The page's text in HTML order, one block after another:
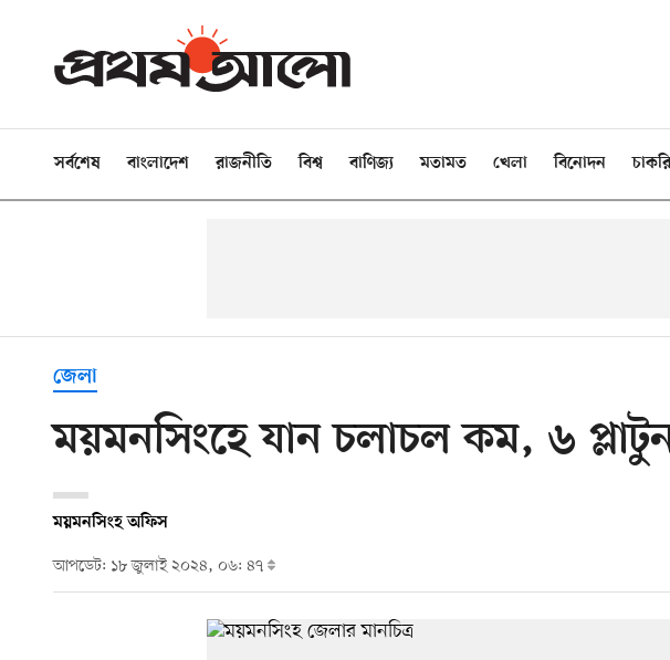
সর্বশেষ বাংলাদেশ রাজনীতি বিশ্ব বাণিজ্য মতামত খেলা বিনোদন চাকরি
জেলা
ময়মনসিংহে যান চলাচল কম, ৬
ময়মনসিংহ অফিস
আপডেট: ১৮ জুলাই ২০২৪, ০৬: ৪৭